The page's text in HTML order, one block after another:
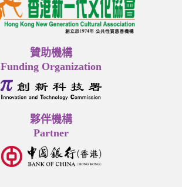
贊助機構
Funding Organization
夥伴機構
Partner